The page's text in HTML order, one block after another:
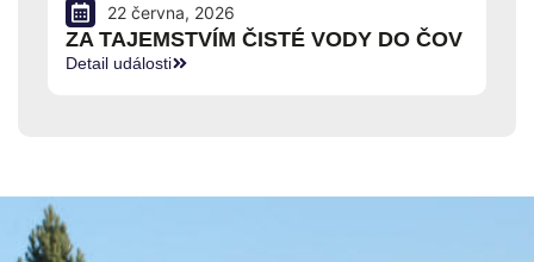
22 června, 2026
ZA TAJEMSTVÍM ČISTÉ VODY DO ČOV
Detail události